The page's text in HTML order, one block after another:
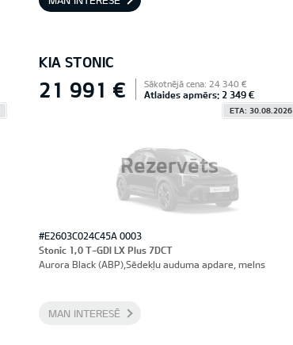
KIA STONIC
Rezervēts
21 991 € Sākotnējā cena: 24 340 €
Atlaides apmērs: 2 349 €
ETA: 30.08.2026
#E2603C024C45A 0003
Stonic 1,0 T-GDI LX Plus 7DCT
Aurora Black (ABP),Sēdekļu auduma apdare, melns
MAN INTERESĒ